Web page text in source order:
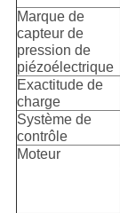
Marque de
capteur de
pression de
piézoélectrique
Exactitude de
charge
Système de
contrôle
Moteur